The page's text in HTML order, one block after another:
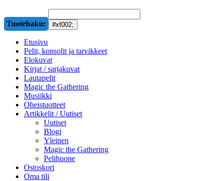
Tuotehaku:
Etusivu
Pelit, konsolit ja tarvikkeet
Elokuvat
Kirjat / sarjakuvat
Lautapelit
Magic the Gathering
Musiikki
Oheistuotteet
Artikkelit / Uutiset
Uutiset
Blogi
Yleinen
Magic the Gathering
Pelihuone
Ostoskori
Oma tili